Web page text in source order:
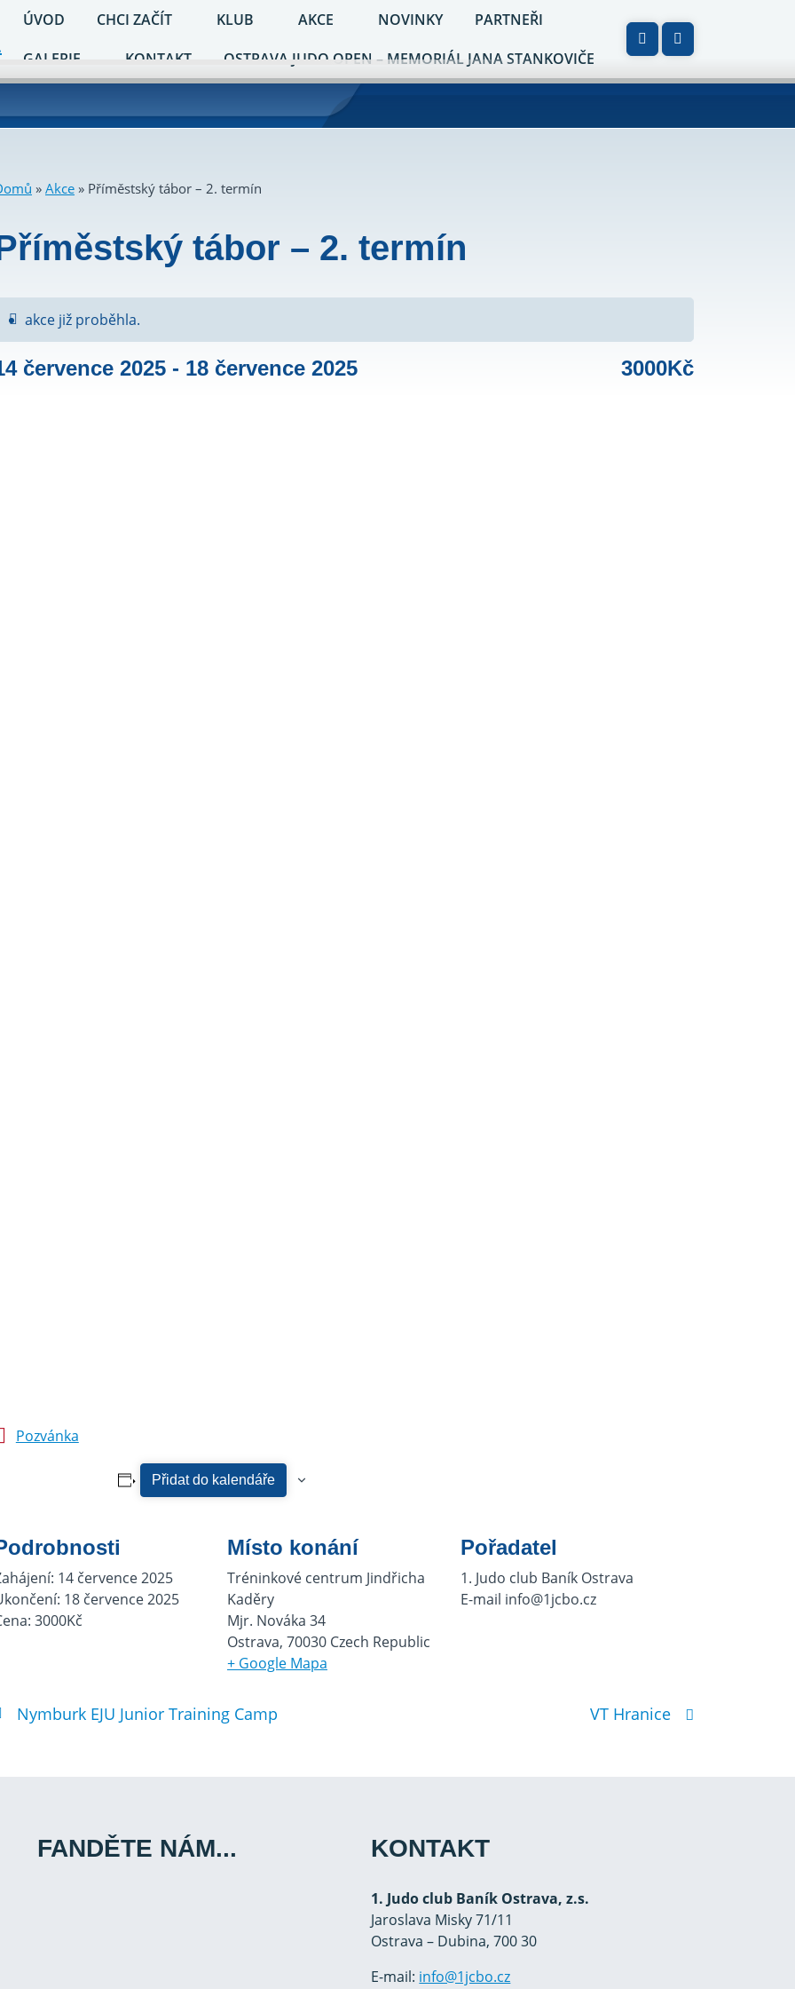
ÚVOD CHCI ZAČÍT KLUB AKCE NOVINKY
PARTNEŘI
GALERIE
KONTAKT OSTRAVA JUDO OPEN – MEMORIÁL JANA STANKOVIČE
» Akce » Příměstský tábor – 2. termín
tábor – 2. termín
akce již proběhla.
července 2025 - 18 července 2025 3000Kč
Pozvánka
Přidat do kalendáře
14 července 2025
18 července 2025
3000Kč
Místo konání
Tréninkové centrum Jindřicha
Kaděry
Mjr. Nováka 34
Ostrava, 70030 Czech Republic
+ Google Mapa
Pořadatel
1. Judo club Baník Ostrava
E-mail info@1jcbo.cz
Nymburk EJU Junior Training Camp VT Hranice
FANDĚTE NÁM... KONTAKT
1. Judo club Baník Ostrava, z.s.
Jaroslava Misky 71/11
Ostrava – Dubina, 700 30
E-mail: info@1jcbo.cz